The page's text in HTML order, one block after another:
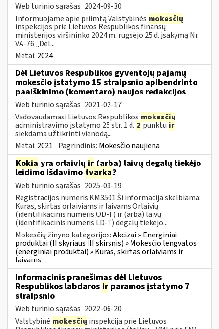
Web turinio sąrašas 2024-09-30
Informuojame apie priimtą Valstybinės mokesčių
inspekcijos prie Lietuvos Respublikos finansų
ministerijos viršininko 2024 m. rugsėjo 25 d. įsakymą Nr.
VA-76 „Dėl...
Metai: 2024
Dėl Lietuvos Respublikos gyventojų pajamų
mokesčio įstatymo 15 straipsnio apibendrinto
paaiškinimo (komentaro) naujos redakcijos
Web turinio sąrašas 2021-02-17
Vadovaudamasi Lietuvos Respublikos mokesčių
administravimo įstatymo 25 str. 1 d. 2punktuir
siekdama užtikrinti vienodą...
Metai: 2021 Pagrindinis: Mokesčio naujiena
Kokia yra orlaivių ir (arba) laivų degalų tiekėjo
leidimo išdavimo tvarka?
Web turinio sąrašas 2025-03-19
Registracijos numeris KM3501 Ši informacija skelbiama:
Kuras, skirtas orlaiviams ir laivams Orlaivių
(identifikacinis numeris OD-T) ir (arba) laivų
(identifikacinis numeris LD-T) degalų tiekėjo...
Mokesčių žinyno kategorijos:Akcizai » Energiniai
produktai (II skyriaus III skirsnis) » Mokesčio lengvatos
(energiniai produktai) » Kuras, skirtas orlaiviams ir
laivams
Informacinis pranešimas dėl Lietuvos
Respublikos labdaros ir paramos įstatymo 7
straipsnio
Web turinio sąrašas 2022-06-20
Valstybinė mokesčių inspekcija prie Lietuvos